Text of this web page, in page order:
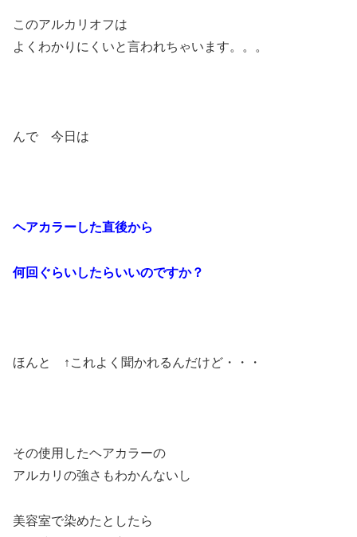
このアルカリオフは
よくわかりにくいと言われちゃいます。。。
んで 今日は
ヘアカラーした直後から
何回ぐらいしたらいいのですか？
ほんと ↑これよく聞かれるんだけど・・・
その使用したヘアカラーの
アルカリの強さもわかんないし
美容室で染めたとしたら